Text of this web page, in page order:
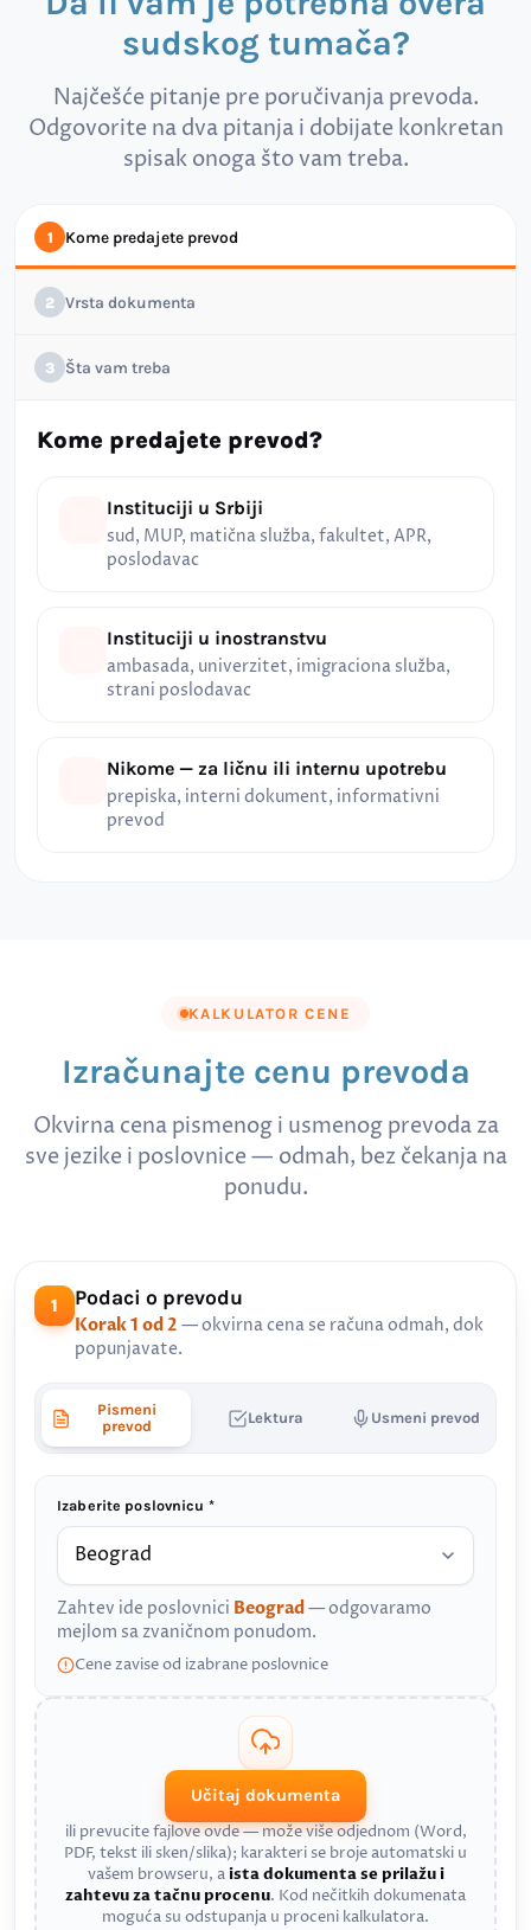
sudskog tumača?
Najčešće pitanje pre poručivanja prevoda.
Odgovorite na dva pitanja i dobijate konkretan
spisak onoga što vam treba.
1 Kome predajete prevod
2 Vrsta dokumenta
3 Šta vam treba
Kome predajete prevod?
Instituciji u Srbiji
sud, MUP, matična služba, fakultet, APR,
poslodavac
Instituciji u inostranstvu
ambasada, univerzitet, imigraciona služba,
strani poslodavac
Nikome — za ličnu ili internu upotrebu
prepiska, interni dokument, informativni
prevod
KALKULATOR CENE
Izračunajte cenu prevoda
Okvirna cena pismenog i usmenog prevoda za
sve jezike i poslovnice — odmah, bez čekanja na
ponudu.
1 Podaci o prevodu
Korak 1 od 2 — okvirna cena se računa odmah, dok
popunjavate.
Pismeni
prevod
Lektura Usmeni prevod
Izaberite poslovnicu *
Zahtev ide poslovnici Beograd— odgovaramo
mejlom sa zvaničnom ponudom.
Cene zavise od izabrane poslovnice
Učitaj dokumenta
ili prevucite fajlove ovde — može više odjednom (Word,
PDF, tekst ili sken/slika); karakteri se broje automatski u
vašem browseru, aista dokumenta se prilažu i
zahtevu za tačnu procenu. Kod nečitkih dokumenata
moguća su odstupanja u proceni kalkulatora.